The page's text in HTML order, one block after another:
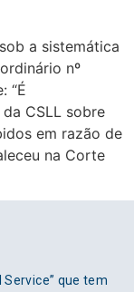
a sistemática
nº
“É
CSLL sobre
em razão de
na Corte
que tem